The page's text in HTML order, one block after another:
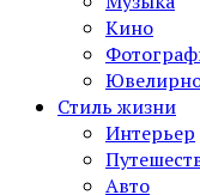
Кино
Стиль жизни
Интерьер
Авто